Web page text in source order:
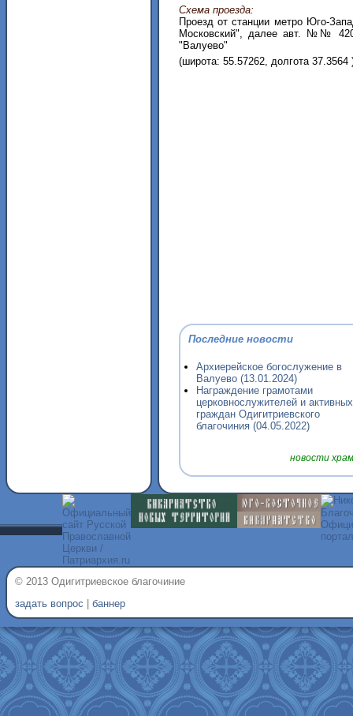
Схема проезда:
Проезд от станции метро Юго-
Московский", далее авт. №№ 420,
"Валуево"
(широта: 55.57262, долгота 37.3564
Последние новости
Архиерейское богослужение в
Валуево (13.01.2024)
Награждение грамотами
церковнослужителей и активных
граждан Одигитриевского
благочиния (04.05.2022)
новости
© 2013 Одигитриевское благочиние
задать вопрос
баннер